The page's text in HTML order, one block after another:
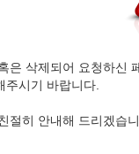
은 삭제되어 요청하신
시기 바랍니다.
절히 안내해 드리겠습